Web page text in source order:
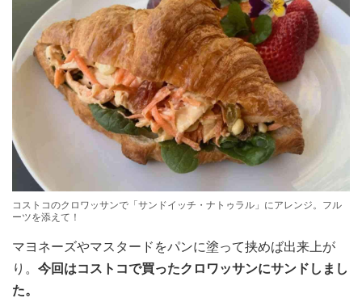
コストコのクロワッサンで「サンドイッチ・ナトゥラル」にアレンジ。フル
ーツを添えて！
マヨネーズやマスタードをパンに塗って挟めば出来上が
り。 今回はコストコで買ったクロワッサンにサンドしまし
た。